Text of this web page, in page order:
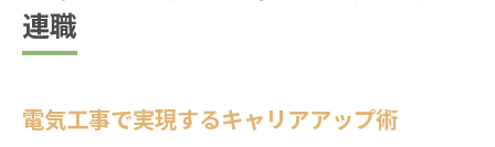
連職
電気工事で実現するキャリアアップ術